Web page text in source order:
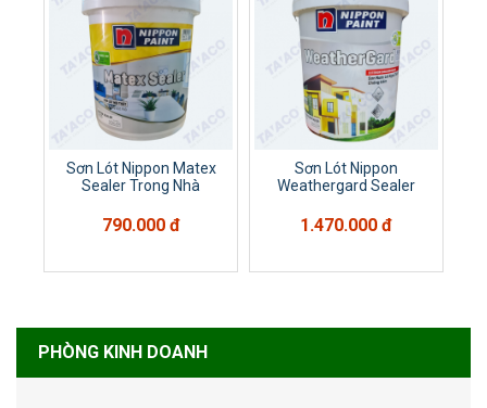
Sơn Lót Nippon Matex
Sealer Trong Nhà
790.000 đ
Sơn Lót Nippon
Weathergard Sealer
1.470.000 đ
PHÒNG KINH DOANH